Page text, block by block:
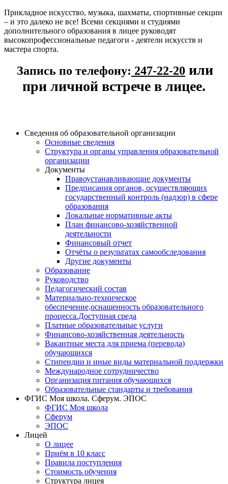
Прикладное искусство, музыка, шахматы, спортивные секции
– и это далеко не все! Всеми секциями и студиями
дополнительного образования в лицее руководят
высокопрофессиональные педагоги - деятели искусств и
мастера спорта.
Запись по телефону: 247-22-20 или
при личной встрече в лицее.
Сведения об образовательной организации
Основные сведения
Структура и органы управления образовательной
организации
Документы
Правоустанавливающие документы
Предписания органов, осуществляющих
государственный контроль (надзор) в сфере
образования
Локальные нормативные акты
План финансово-хозяйственной
деятельности
Финансовый отчет
Отчёты о результатах самообследования
Другие документы
Образование
Руководство
Педагогический состав
Материально-техническое
обеспечение,оснащенность образовательного
процесса.Доступная среда
Платные образовательные услуги
Финансово-хозяйственная деятельность
Вакантные места для приема (перевода)
обучающихся
Стипендии и иные виды материальной поддержки
Международное сотрудничество
Организация питания обучающихся
Образовательные стандарты и требования
ФГИС Моя школа. Сферум. ЭПОС
ФГИС Моя школа
Сферум
ЭПОС
Лицей
О лицее
Приём в 10 класс
Правила поступления
Стоимость обучения
Структура лицея